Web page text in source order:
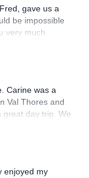
gave us a
be impossible
very much.
Carine was a
Val Thores and
great day trip. We
who changed
enjoyed my